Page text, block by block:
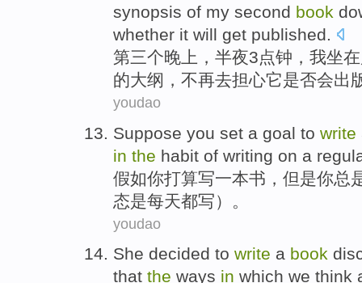
synopsis of my second book
whether it will get published.
第三个晚上 ，半夜3点钟， 我坐在
的大纲， 不再去担心它是否会出
youdao
Suppose you set a goal to write
in the habit of writing on a
假如你打算写一本书 ， 但是你总
态是每天都写）。
youdao
She decided to write a book
that the ways in which we think